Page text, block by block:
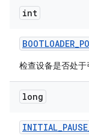
int
BOOTLOADER_
检查设备是否处于
long
INITIAL_PAUSE